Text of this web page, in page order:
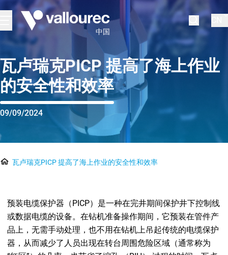
中国
瓦卢瑞克PICP 提高了海上作业
的安全性和效率
09/09/2024
瓦卢瑞克PICP 提高了海上作业的安全性和效率
预装电缆保护器（PICP）是一种在完井期间保护井下控制线
或数据电缆的设备。在钻机准备操作期间，它预装在管件产
品上，无需手动处理，也不用在钻机上吊起传统的电缆保护
器，从而减少了人员出现在转台周围危险区域（通常称为